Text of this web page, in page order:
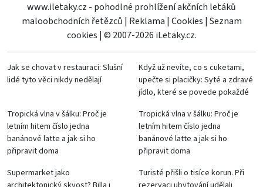
www.iletaky.cz - pohodlné prohlížení akčních letáků
maloobchodních řetězců | Reklama | Cookies | Seznam
cookies | © 2007-2026 iLetaky.cz.
Jak se chovat v restauraci: Slušní
lidé tyto věci nikdy nedělají
Když už nevíte, co s cuketami,
upečte si placičky: Syté a zdravé
jídlo, které se povede pokaždé
Tropická vlna v šálku: Proč je
letním hitem číslo jedna
banánové latte a jak si ho
připravit doma
Tropická vlna v šálku: Proč je
letním hitem číslo jedna
banánové latte a jak si ho
připravit doma
Supermarket jako
Turisté přišli o tisíce korun. Při